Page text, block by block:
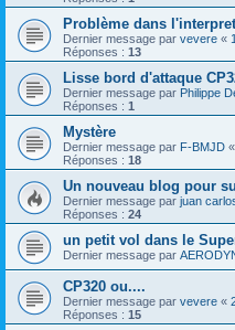
Problème dans
Dernier message par vevere «
Réponses : 13
Lisse bord d'attaque
Dernier message par Philippe
Réponses : 1
Mystère
Dernier message par F-BMJD «
Réponses : 18
Un nouveau blog pour
Dernier message par juan
Réponses : 24
un petit vol dans le
Dernier message par
CP320 ou....
Dernier message par vevere «
Réponses : 15